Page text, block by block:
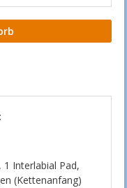
1 Interlabial Pad,
(Kettenanfang)